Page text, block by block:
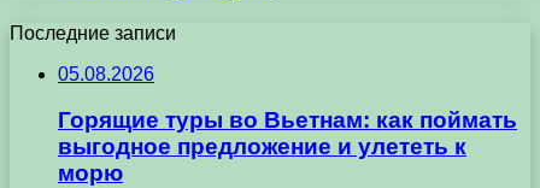
Последние записи
05.08.2026
Горящие туры во Вьетнам: как поймать
выгодное предложение и улететь к
морю